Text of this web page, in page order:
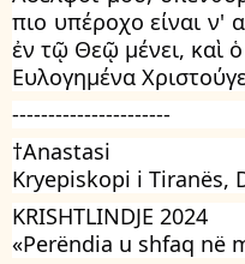
πιο υπέροχο είναι ν'
ἐν τῷ Θεῷ μένει, καὶ
Ευλογημένα
----------------------
†Anastasi
Kryepiskopi i Tiranës,
KRISHTLINDJE 2024
«Perëndia u shfaq në